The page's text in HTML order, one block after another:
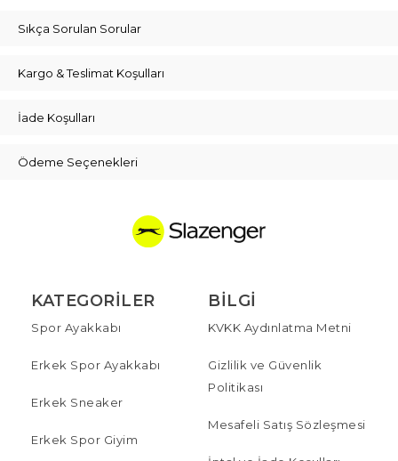
Sıkça Sorulan Sorular
Kargo & Teslimat Koşulları
İade Koşulları
Ödeme Seçenekleri
KATEGORILER
Spor Ayakkabı
Erkek Spor Ayakkabı
Erkek Sneaker
Erkek Spor Giyim
BILGI
KVKK Aydınlatma Metni
Gizlilik ve Güvenlik
Politikası
Mesafeli Satış Sözleşmesi